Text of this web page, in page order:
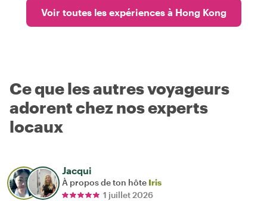
Voir toutes les expériences à Hong Kong
Ce que les autres voyageurs
adorent chez nos experts
locaux
Jacqui
À propos de ton hôte Iris
1 juillet 2026